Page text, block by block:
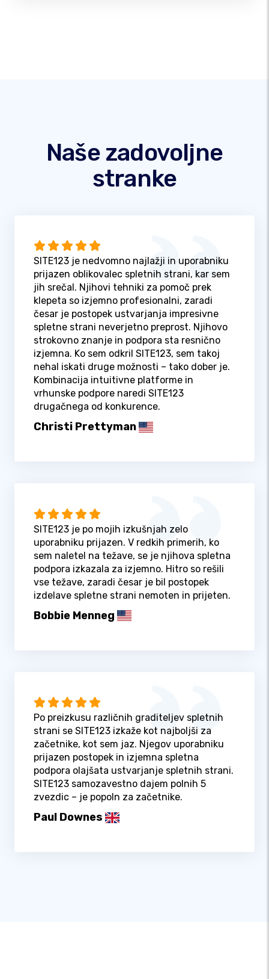
Naše zadovoljne
stranke
SITE123 je nedvomno najlažji in uporabniku
prijazen oblikovalec spletnih strani, kar sem
jih srečal. Njihovi tehniki za pomoč prek
klepeta so izjemno profesionalni, zaradi
česar je postopek ustvarjanja impresivne
spletne strani neverjetno preprost. Njihovo
strokovno znanje in podpora sta resnično
izjemna. Ko sem odkril SITE123, sem takoj
nehal iskati druge možnosti – tako dober je.
Kombinacija intuitivne platforme in
vrhunske podpore naredi SITE123
drugačnega od konkurence.
Christi Prettyman
SITE123 je po mojih izkušnjah zelo
uporabniku prijazen. V redkih primerih, ko
sem naletel na težave, se je njihova spletna
podpora izkazala za izjemno. Hitro so rešili
vse težave, zaradi česar je bil postopek
izdelave spletne strani nemoten in prijeten.
Bobbie Menneg
Po preizkusu različnih graditeljev spletnih
strani se SITE123 izkaže kot najboljši za
začetnike, kot sem jaz. Njegov uporabniku
prijazen postopek in izjemna spletna
podpora olajšata ustvarjanje spletnih strani.
SITE123 samozavestno dajem polnih 5
zvezdic – je popoln za začetnike.
Paul Downes